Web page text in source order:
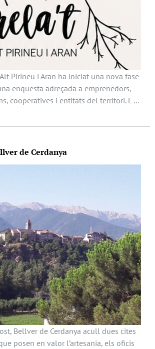
Pirineu i Aran ha iniciat una nova fase
enquesta adreçada a emprenedors,
cooperatives i entitats del territori. L …
de Cerdanya
Bellver de Cerdanya acull dues cites
posen en valor l’artesania, els oficis